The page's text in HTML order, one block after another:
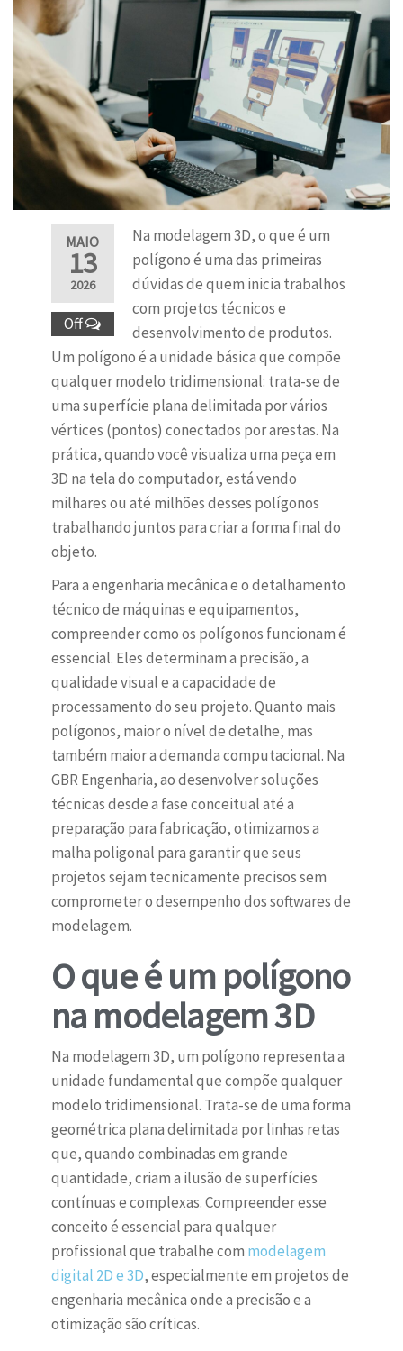
MAIO
13
2026
Off
Na modelagem 3D, o que é um
polígono é uma das primeiras
dúvidas de quem inicia trabalhos
com projetos técnicos e
desenvolvimento de produtos.
Um polígono é a unidade básica que compõe
qualquer modelo tridimensional: trata-se de
uma superfície plana delimitada por vários
vértices (pontos) conectados por arestas. Na
prática, quando você visualiza uma peça em
3D na tela do computador, está vendo
milhares ou até milhões desses polígonos
trabalhando juntos para criar a forma final do
objeto.
Para a engenharia mecânica e o detalhamento
técnico de máquinas e equipamentos,
compreender como os polígonos funcionam é
essencial. Eles determinam a precisão, a
qualidade visual e a capacidade de
processamento do seu projeto. Quanto mais
polígonos, maior o nível de detalhe, mas
também maior a demanda computacional. Na
GBR Engenharia, ao desenvolver soluções
técnicas desde a fase conceitual até a
preparação para fabricação, otimizamos a
malha poligonal para garantir que seus
projetos sejam tecnicamente precisos sem
comprometer o desempenho dos softwares de
modelagem.
O que é um polígono
na modelagem 3D
Na modelagem 3D, um polígono representa a
unidade fundamental que compõe qualquer
modelo tridimensional. Trata-se de uma forma
geométrica plana delimitada por linhas retas
que, quando combinadas em grande
quantidade, criam a ilusão de superfícies
contínuas e complexas. Compreender esse
conceito é essencial para qualquer
profissional que trabalhe com modelagem
digital 2D e 3D, especialmente em projetos de
engenharia mecânica onde a precisão e a
otimização são críticas.